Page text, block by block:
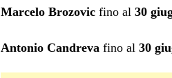
Marcelo Brozovicfino al 30
Antonio Candrevafino al 30